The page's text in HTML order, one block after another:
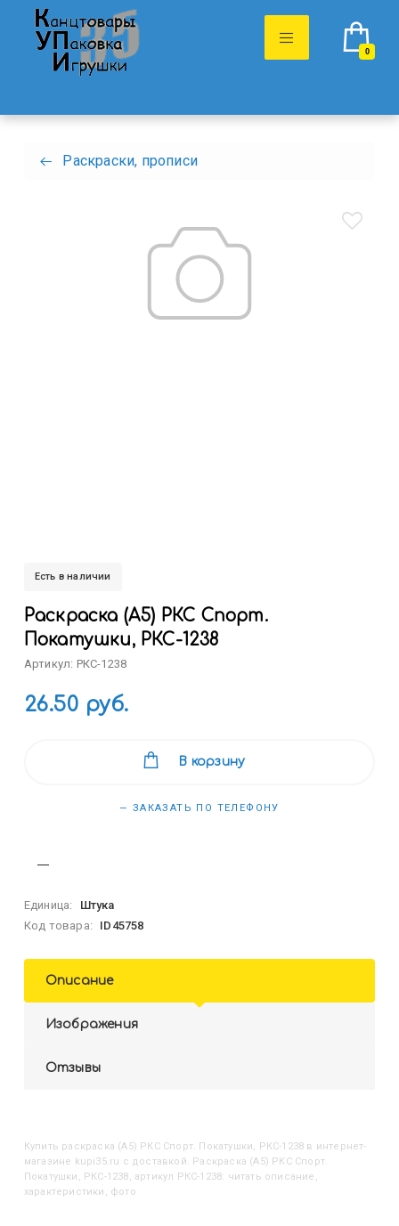
0
Раскраски, прописи
Есть в наличии
Раскраска (А5) РКС Спорт.
Покатушки, РКС-1238
Артикул: РКС-1238
26.50 руб.
В корзину
— ЗАКАЗАТЬ ПО ТЕЛЕФОНУ
Единица:
Штука
Код товара:
ID45758
Описание
Изображения
Отзывы
Купить Раскраска (А5) РКС Спорт. Покатушки, РКС-1238 в интернет-
магазине kupi35.ru с доставкой. Раскраска (А5) РКС Спорт.
Покатушки, РКС-1238, артикул РКС-1238: читать описание,
характеристики, фото